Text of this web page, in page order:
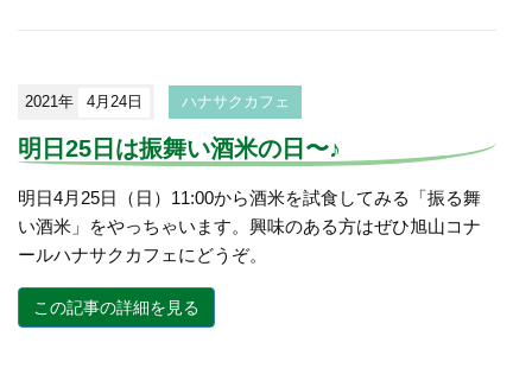
2021年 4月24日 ハナサクカフェ
明日25日は振舞い酒米の日〜♪
明日4月25日（日）11:00から酒米を試食してみる「振る舞
い酒米」をやっちゃいます。興味のある方はぜひ旭山コナ
ールハナサクカフェにどうぞ。
この記事の詳細を見る